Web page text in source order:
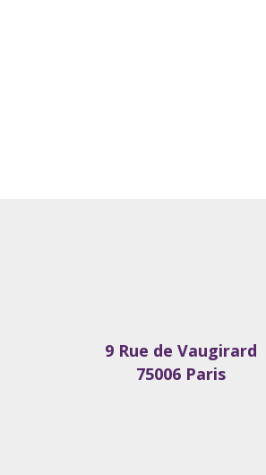
9 Rue de Vaugirard
75006 Paris